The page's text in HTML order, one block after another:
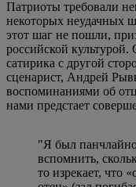
Патриоты требовали
некоторых неудачных
этот шаг не пошли,
российской культурой.
сатирика с другой
сценарист, Андрей
воспоминаниями об
нами предстает
"Я был
вспомнить,
то изрекает, что